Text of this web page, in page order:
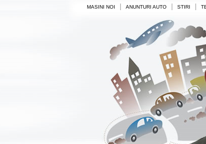
MASINI NOI ANUNTURI AUTO STIRI